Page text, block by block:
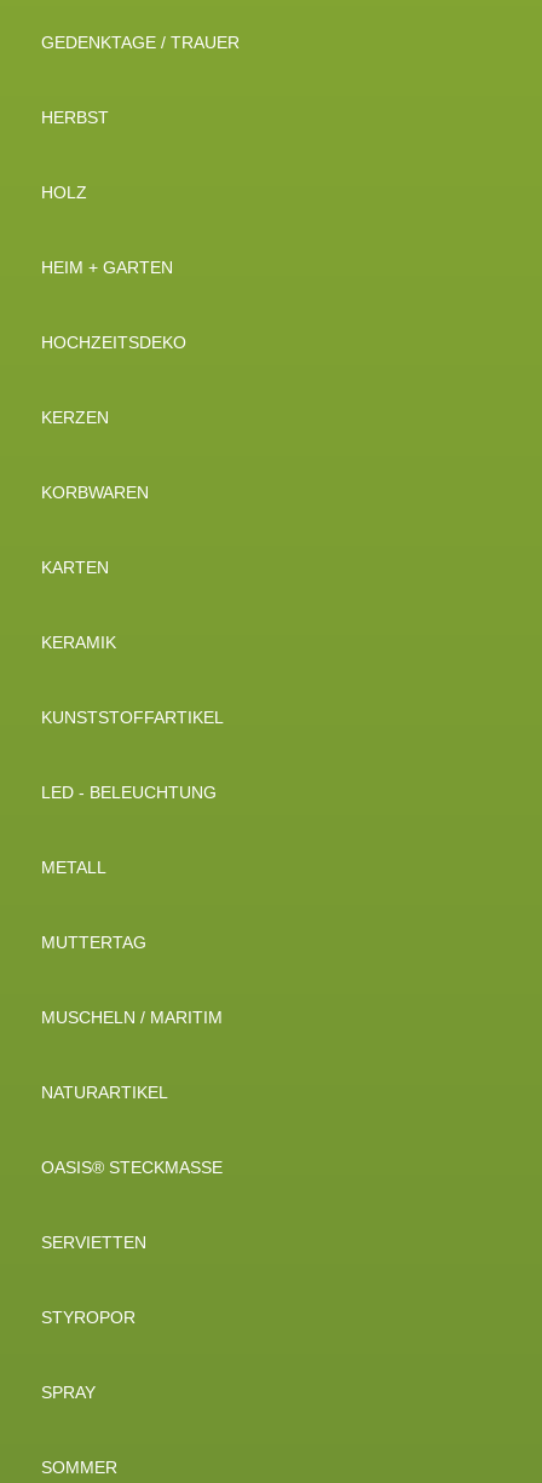
GEDENKTAGE / TRAUER
HERBST
HOLZ
HEIM + GARTEN
HOCHZEITSDEKO
KERZEN
KORBWAREN
KARTEN
KERAMIK
KUNSTSTOFFARTIKEL
LED - BELEUCHTUNG
METALL
MUTTERTAG
MUSCHELN / MARITIM
NATURARTIKEL
OASIS® STECKMASSE
SERVIETTEN
STYROPOR
SPRAY
SOMMER